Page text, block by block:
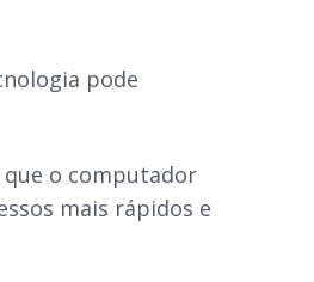
pode
o computador
mais rápidos e